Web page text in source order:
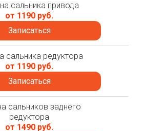
сальника привода
от 1190 руб.
Записаться
сальника редуктора
от 1190 руб.
Записаться
сальников заднего
редуктора
от 1490 руб.